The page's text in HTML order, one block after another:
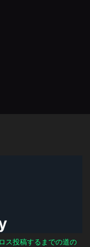
ス投稿するまでの道の